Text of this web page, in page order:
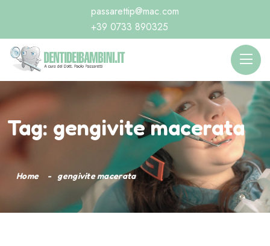
passarettip@mac.com
+39 0733 890325
Tag: gengivite macerata
Home gengivite macerata